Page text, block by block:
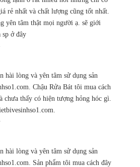
rẻ nhất và chất lượng cũng tốt nhất.
yên tâm thật mọi người ạ. sẽ giới
sp ở đây
hài lòng và yên tâm sử dụng sản
Chậu Rửa Bát tôi mua cách
chưa thấy có hiện tượng hỏng hóc gì.
hài lòng và yên tâm sử dụng sản
Sản phẩm tôi mua cách đây